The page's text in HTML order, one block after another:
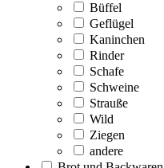
Büffel
Geflügel
Kaninchen
Rinder
Schafe
Schweine
Strauße
Wild
Ziegen
andere